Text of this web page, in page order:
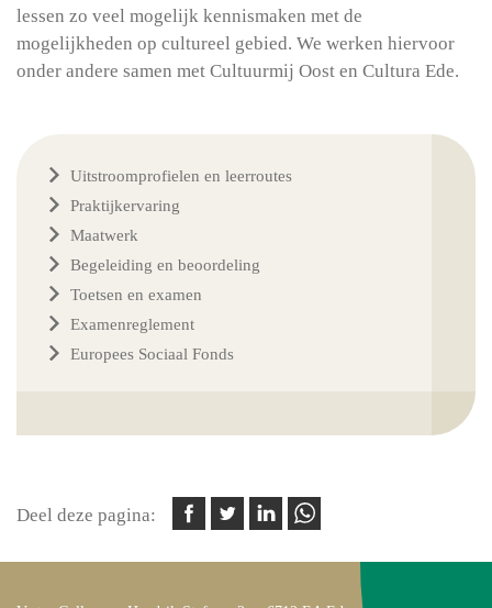
lessen zo veel mogelijk kennismaken met de
mogelijkheden op cultureel gebied. We werken hiervoor
onder andere samen met Cultuurmij Oost en Cultura Ede.
Uitstroomprofielen en leerroutes
Praktijkervaring
Maatwerk
Begeleiding en beoordeling
Toetsen en examen
Examenreglement
Europees Sociaal Fonds
Deel deze pagina: